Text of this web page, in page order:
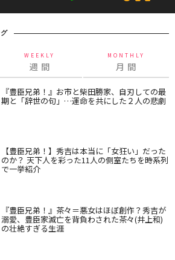
WEEKLY
週 間
MONTHLY
月 間
『豊臣兄弟！』お市と柴田勝家、自刃しての最
期と「辞世の句」…運命を共にした２人の悲劇
【豊臣兄弟！】秀吉は本当に「女狂い」だった
のか？ 天下人を彩った11人の側室たちを時系列
で一挙紹介
『豊臣兄弟！』茶々＝悪女はほぼ創作？秀吉が
溺愛、豊臣家滅亡を背負わされた茶々(井上和)
の壮絶すぎる生涯